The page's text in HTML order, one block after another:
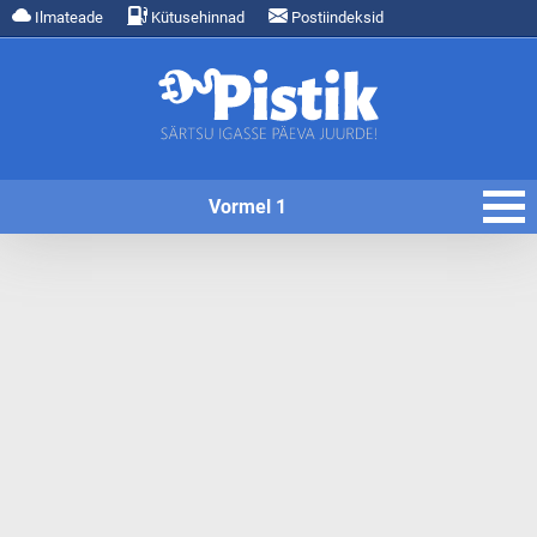
Ilmateade Kütusehinnad Postiindeksid
Vormel 1